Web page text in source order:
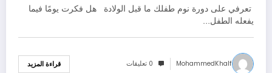
تعرفي على دورة نوم طفلك ما قبل الولادة هل فكرت يومًا فيما
يفعله الطفل…
MohammedKhalf 0 تعليقات قراءة المزيد